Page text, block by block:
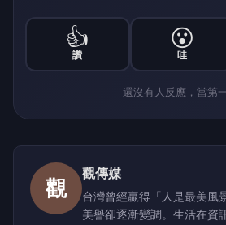
👍
讚
😮
哇
還沒有人反應，當第
觀
觀傳媒
台灣曾經贏得「人是最美風
美譽卻逐漸變調。生活在資